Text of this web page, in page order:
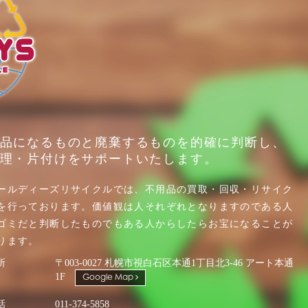
になるものと廃棄するものを的確に判断し、
・片付けをサポートいたします。
ルディーズリサイクルでは、不用品の買取・回収・リサイク
行っております。価値観は人それぞれとなりますのである人
ミだと判断したものでもある人からしたらお宝になることが
ます。
〒003-0027 札幌市視白石区本通1丁目北3-46 アート本通
1F
Google Map
011-374-5858